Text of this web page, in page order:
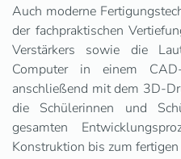
Auch moderne
der fachpraktischen
Verstärkers sowie die
Computer in einem
anschließend mit dem 3D-
die Schülerinnen und
gesamten
Konstruktion bis zum